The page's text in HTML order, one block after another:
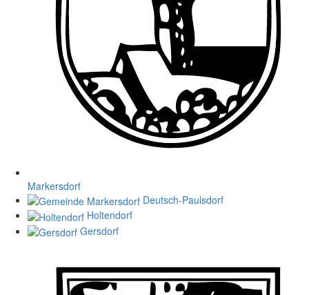
Markersdorf
Deutsch-Paulsdorf
Holtendorf
Gersdorf